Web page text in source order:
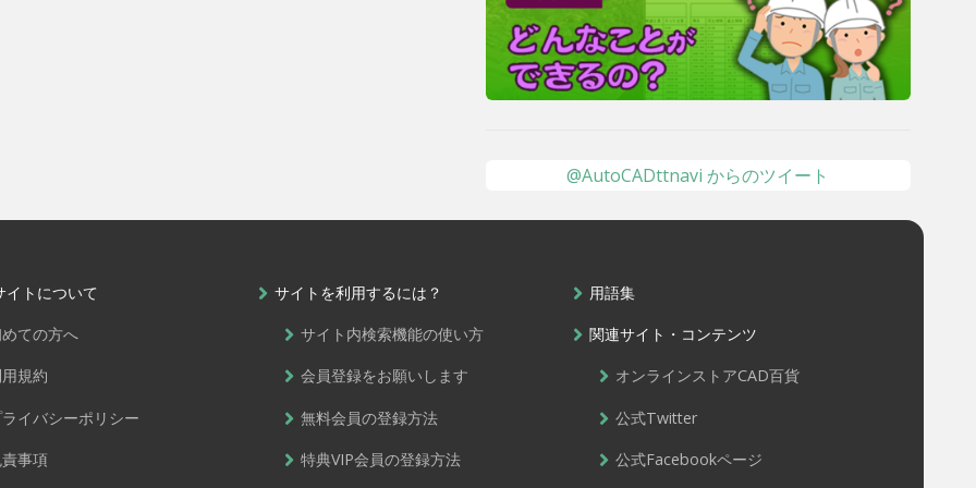
@AutoCADttnavi からのツイート
イトについて
ての方へ
規約
イバシーポリシー
事項
サイトを利用するには？
サイト内検索機能の使い方
会員登録をお願いします
無料会員の登録方法
特典VIP会員の登録方法
用語集
関連サイト・コンテンツ
オンラインストアCAD百貨
公式Twitter
公式Facebookページ